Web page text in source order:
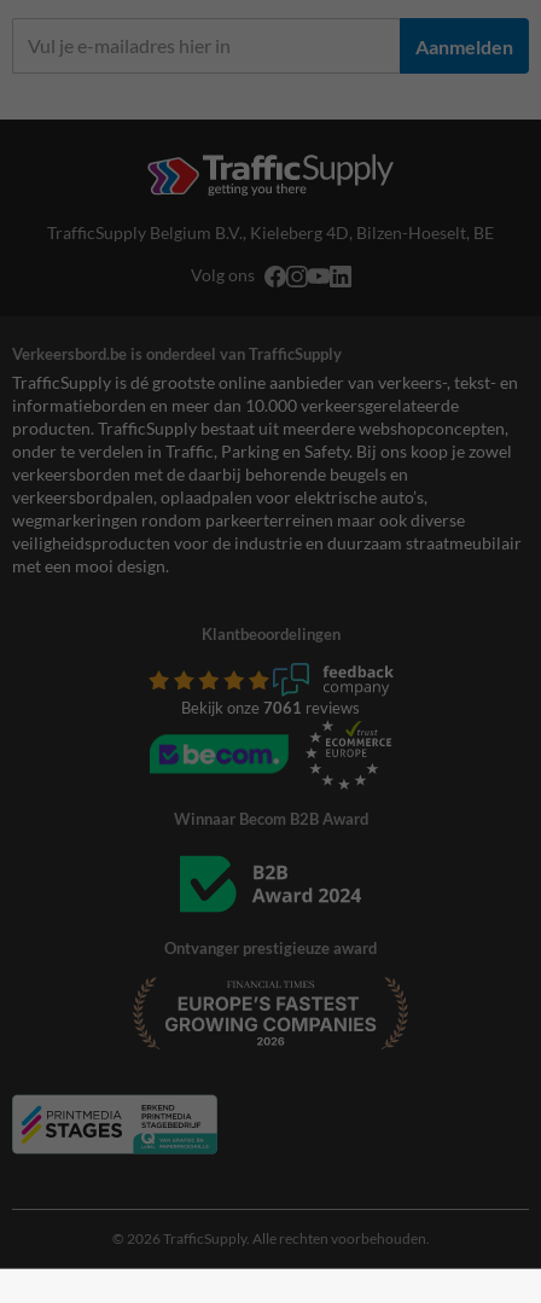
Aanmelden
TrafficSupply Belgium B.V., Kieleberg 4D, Bilzen-Hoeselt, BE
Volg ons
Verkeersbord.be is onderdeel van TrafficSupply
TrafficSupply is dé grootste online aanbieder van verkeers-, tekst- en
informatieborden en meer dan 10.000 verkeersgerelateerde
producten. TrafficSupply bestaat uit meerdere webshopconcepten,
onder te verdelen in Traffic, Parking en Safety. Bij ons koop je zowel
verkeersborden met de daarbij behorende beugels en
verkeersbordpalen, oplaadpalen voor elektrische auto’s,
wegmarkeringen rondom parkeerterreinen maar ook diverse
veiligheidsproducten voor de industrie en duurzaam straatmeubilair
met een mooi design.
Klantbeoordelingen
Bekijk onze 7061 reviews
Winnaar Becom B2B Award
Ontvanger prestigieuze award
© 2026 TrafficSupply. Alle rechten voorbehouden.